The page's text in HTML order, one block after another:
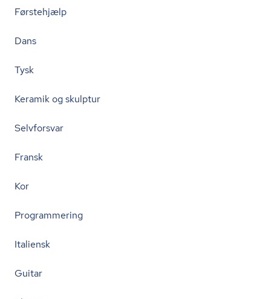
Førstehjælp
Dans
Tysk
Keramik og skulptur
Selvforsvar
Fransk
Kor
Programmering
Italiensk
Guitar